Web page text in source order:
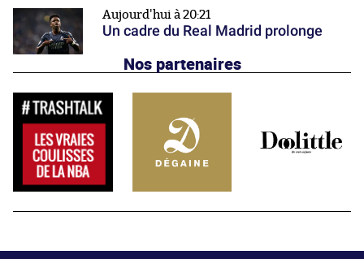
Aujourd'hui à 20:21
Un cadre du Real Madrid prolonge
Nos partenaires